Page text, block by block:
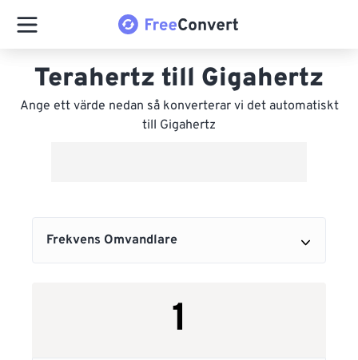
Terahertz till Gigahertz
Ange ett värde nedan så konverterar vi det automatiskt
till Gigahertz